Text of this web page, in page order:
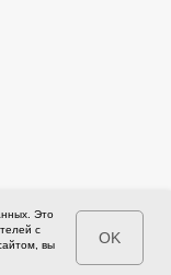
Это
с
вы
OK
офертой.